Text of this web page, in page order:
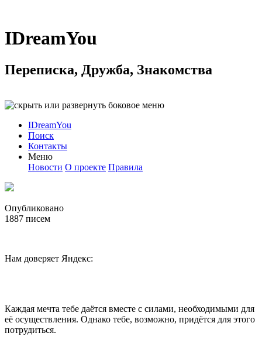
IDreamYou
Переписка, Дружба, Знакомства
IDreamYou
Поиск
Контакты
Меню
Новости О проекте Правила
Опубликовано
1887 писем
Нам доверяет Яндекс:
Каждая мечта тебе даётся вместе с силами, необходимыми для
её осуществления. Однако тебе, возможно, придётся для этого
потрудиться.